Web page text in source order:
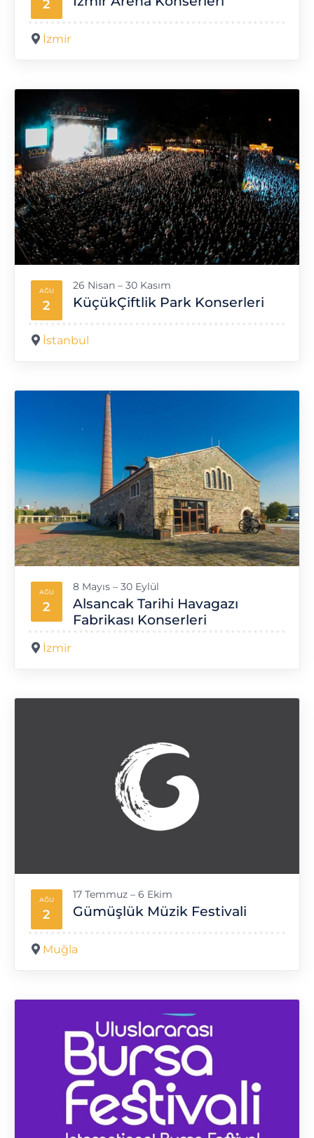
2
İzmir
AĞU
2 KüçükÇiftlik Park Konserleri
26 Nisan – 30 Kasım
İstanbul
AĞU
2
Alsancak Tarihi Havagazı
Fabrikası Konserleri
8 Mayıs – 30 Eylül
İzmir
AĞU
2 Gümüşlük Müzik Festivali
17 Temmuz – 6 Ekim
Muğla